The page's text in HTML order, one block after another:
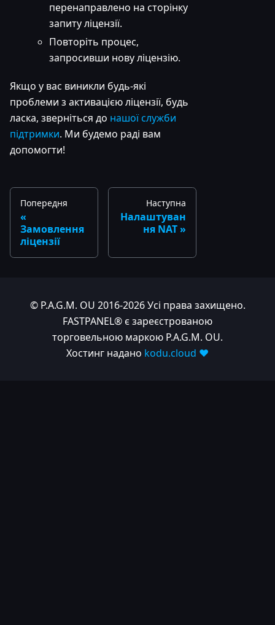
перенаправлено на сторінку
запиту ліцензії.
Повторіть процес,
запросивши нову ліцензію.
Якщо у вас виникли будь-які
проблеми з активацією ліцензії, будь
ласка, зверніться до нашої служби
підтримки. Ми будемо раді вам
допомогти!
Попередня
Замовлення
ліцензії
Наступна
Налаштуван
ня NAT
© P.A.G.M. OU 2016-2026 Усі права захищено.
FASTPANEL® є зареєстрованою
торговельною маркою P.A.G.M. OU.
Хостинг надано kodu.cloud ❤️